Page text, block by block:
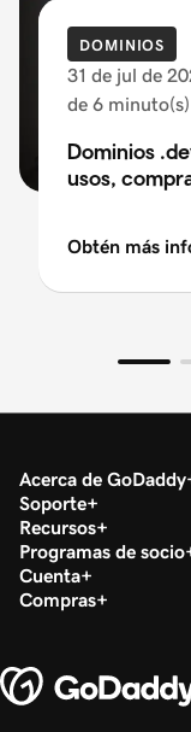
DOMINIOS
31 de jul de
de 6 minuto(s)
Dominios
usos,
Obtén más
Acerca de GoDaddy
Soporte
Recursos
Programas de socio
Cuenta
Compras